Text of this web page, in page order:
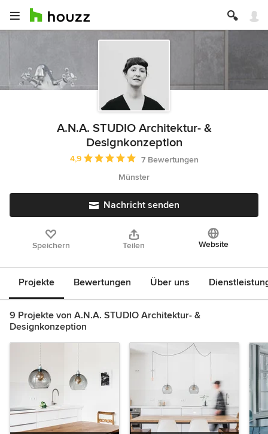
A.N.A. STUDIO Architektur- &
Designkonzeption
Durchschnittliche Bewertung: 4.9 von 5 Sternen
4,9
7 Bewertungen
Münster
Nachricht senden
Speichern Teilen Website
Projekte Bewertungen Über uns
9 Projekte von A.N.A. STUDIO Architektur- &
Designkonzeption